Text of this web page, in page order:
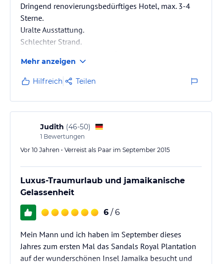
Dringend renovierungsbedürftiges Hotel, max. 3-4
Sterne.
Uralte Ausstattung.
Schlechter Strand.
Mehr anzeigen
Hilfreich Teilen
Judith (46-50)
1 Bewertungen
Vor 10 Jahren • Verreist als Paar im September 2015
Luxus-Traumurlaub und jamaikanische
Gelassenheit
6 / 6
Mein Mann und ich haben im September dieses
Jahres zum ersten Mal das Sandals Royal Plantation
auf der wunderschönen Insel Jamaika besucht und